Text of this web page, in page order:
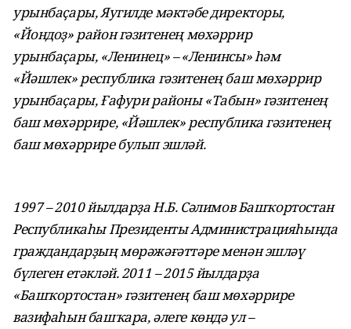
урынбаҫары, Яугилде мәктәбе директоры,
«Йондоҙ» район гәзитенең мөхәррир
урынбаҫары, «Ленинец» – «Ленинсы» һәм
«Йәшлек» республика гәзитенең баш мөхәррир
урынбаҫары, Ғафури районы «Табын» гәзитенең
баш мөхәррире, «Йәшлек» республика гәзитенең
баш мөхәррире булып эшләй.
1997 – 2010 йылдарҙа Н.Б. Сәлимов Башҡортостан
Республикаһы Президенты Администрацияһында
граждандарҙың мөрәжәғәттәре менән эшләү
бүлеген етәкләй. 2011 – 2015 йылдарҙа
«Башҡортостан» гәзитенең баш мөхәррире
вазифаһын башҡара, әлеге көндә ул –